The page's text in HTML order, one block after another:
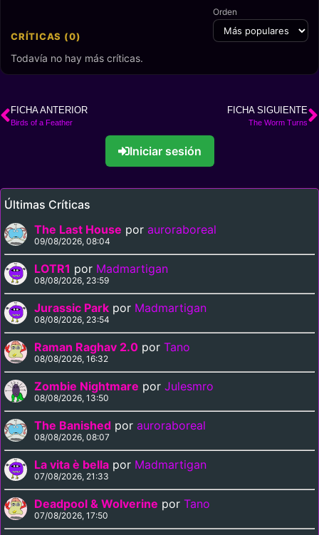
CRÍTICAS (0)
Orden
Todavía no hay más críticas.
FICHA ANTERIOR
Birds of a Feather
FICHA SIGUIENTE
The Worm Turns
Iniciar sesión
Últimas Críticas
The Last House por auroraboreal
09/08/2026, 08:04
LOTR1 por Madmartigan
08/08/2026, 23:59
Jurassic Park por Madmartigan
08/08/2026, 23:54
Raman Raghav 2.0 por Tano
08/08/2026, 16:32
Zombie Nightmare por Julesmro
08/08/2026, 13:50
The Banished por auroraboreal
08/08/2026, 08:07
La vita è bella por Madmartigan
07/08/2026, 21:33
Deadpool & Wolverine por Tano
07/08/2026, 17:50